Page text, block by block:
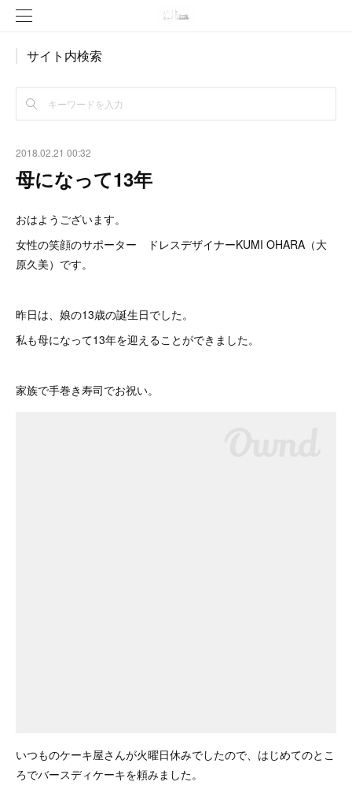
サイト内検索
2018.02.21 00:32
母になって13年
おはようございます。
女性の笑顔のサポーター ドレスデザイナーKUMI OHARA（大
原久美）です。
昨日は、娘の13歳の誕生日でした。
私も母になって13年を迎えることができました。
家族で手巻き寿司でお祝い。
いつものケーキ屋さんが火曜日休みでしたので、はじめてのとこ
ろでバースディケーキを頼みました。